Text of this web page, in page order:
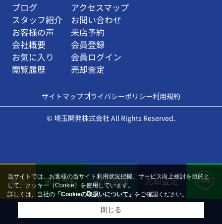
ブログ
スタッフ紹介
お客様の声
会社概要
お気に入り
閲覧履歴
アクセスマップ
お問い合わせ
来店予約
会員登録
会員ログイン
売却査定
サイトマッププライバシーポリシー利用規約
© 埼玉開発株式会社 All Rights Reserved.
電話 来店予約 会員登録 売却査定
当サイトでは、お客様の当サイト利用状況把握、サービス向上検討を目的と
して、クッキー（Cookie）を使用しています。
詳しくは、当社の 「Cookieの取扱いについて」 をご確認ください。
閉じる